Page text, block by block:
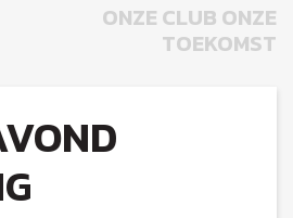
ONZE CLUB ONZE
TOEKOMST